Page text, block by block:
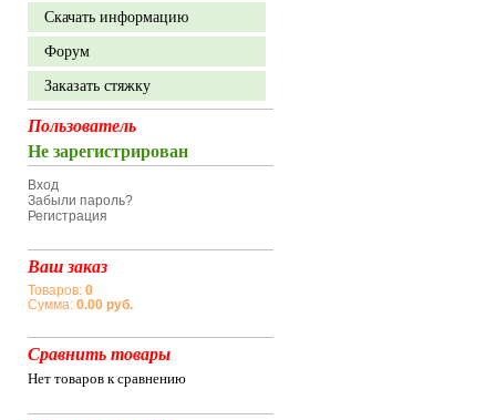
Скачать информацию
Форум
Заказать стяжку
Пользователь
Не зарегистрирован
Вход
Забыли пароль?
Регистрация
Ваш заказ
Товаров: 0
Сумма: 0.00 руб.
Сравнить товары
Нет товаров к сравнению